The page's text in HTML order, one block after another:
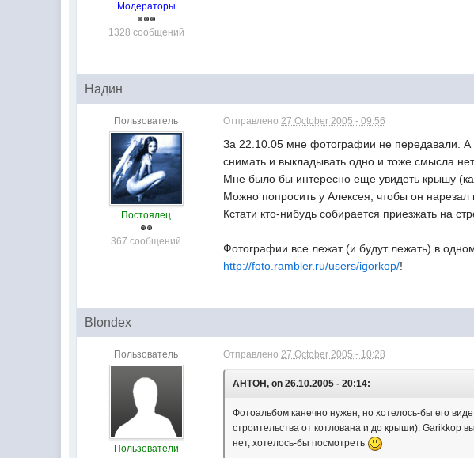
Модераторы
1328 сообщений
Надин
Пользователь
Постоялец
367 сообщений
Отправлено27 October 2005 - 09:56
За 22.10.05 мне фотографии не передавали. А
снимать и выкладывать одно и тоже смысла
Мне было бы интересно еще увидеть крышу
Можно попросить у Алексея, чтобы он
Кстати кто-нибудь собирается приезжать на
Фотографии все лежат (и будут лежать) в
http://foto.rambler.ru/users/igorkop/!
Blondex
Пользователь
Пользователи
Отправлено27 October 2005 - 10:28
AHTOH, on 26.10.2005 - 20:14:
Фотоальбом канечно нужен, но хотелось-бы его
строительства от котлована и до крыши). Garikkop
нет, хотелось-бы посмотреть